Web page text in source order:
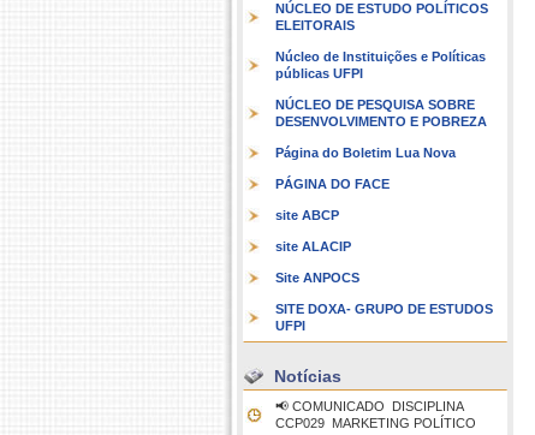
NÚCLEO DE ESTUDO POLÍTICOS
ELEITORAIS
Núcleo de Instituições e Políticas
públicas UFPI
NÚCLEO DE PESQUISA SOBRE
DESENVOLVIMENTO E POBREZA
Página do Boletim Lua Nova
PÁGINA DO FACE
site ABCP
site ALACIP
Site ANPOCS
SITE DOXA- GRUPO DE ESTUDOS
UFPI
Notícias
📢 COMUNICADO  DISCIPLINA
CCP029  MARKETING POLÍTICO